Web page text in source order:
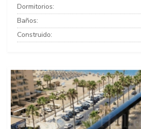
Dormitorios:
Baños:
Construido: